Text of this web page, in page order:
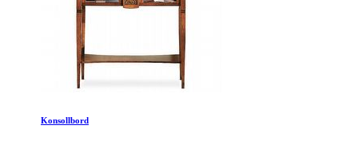
Konsollbord